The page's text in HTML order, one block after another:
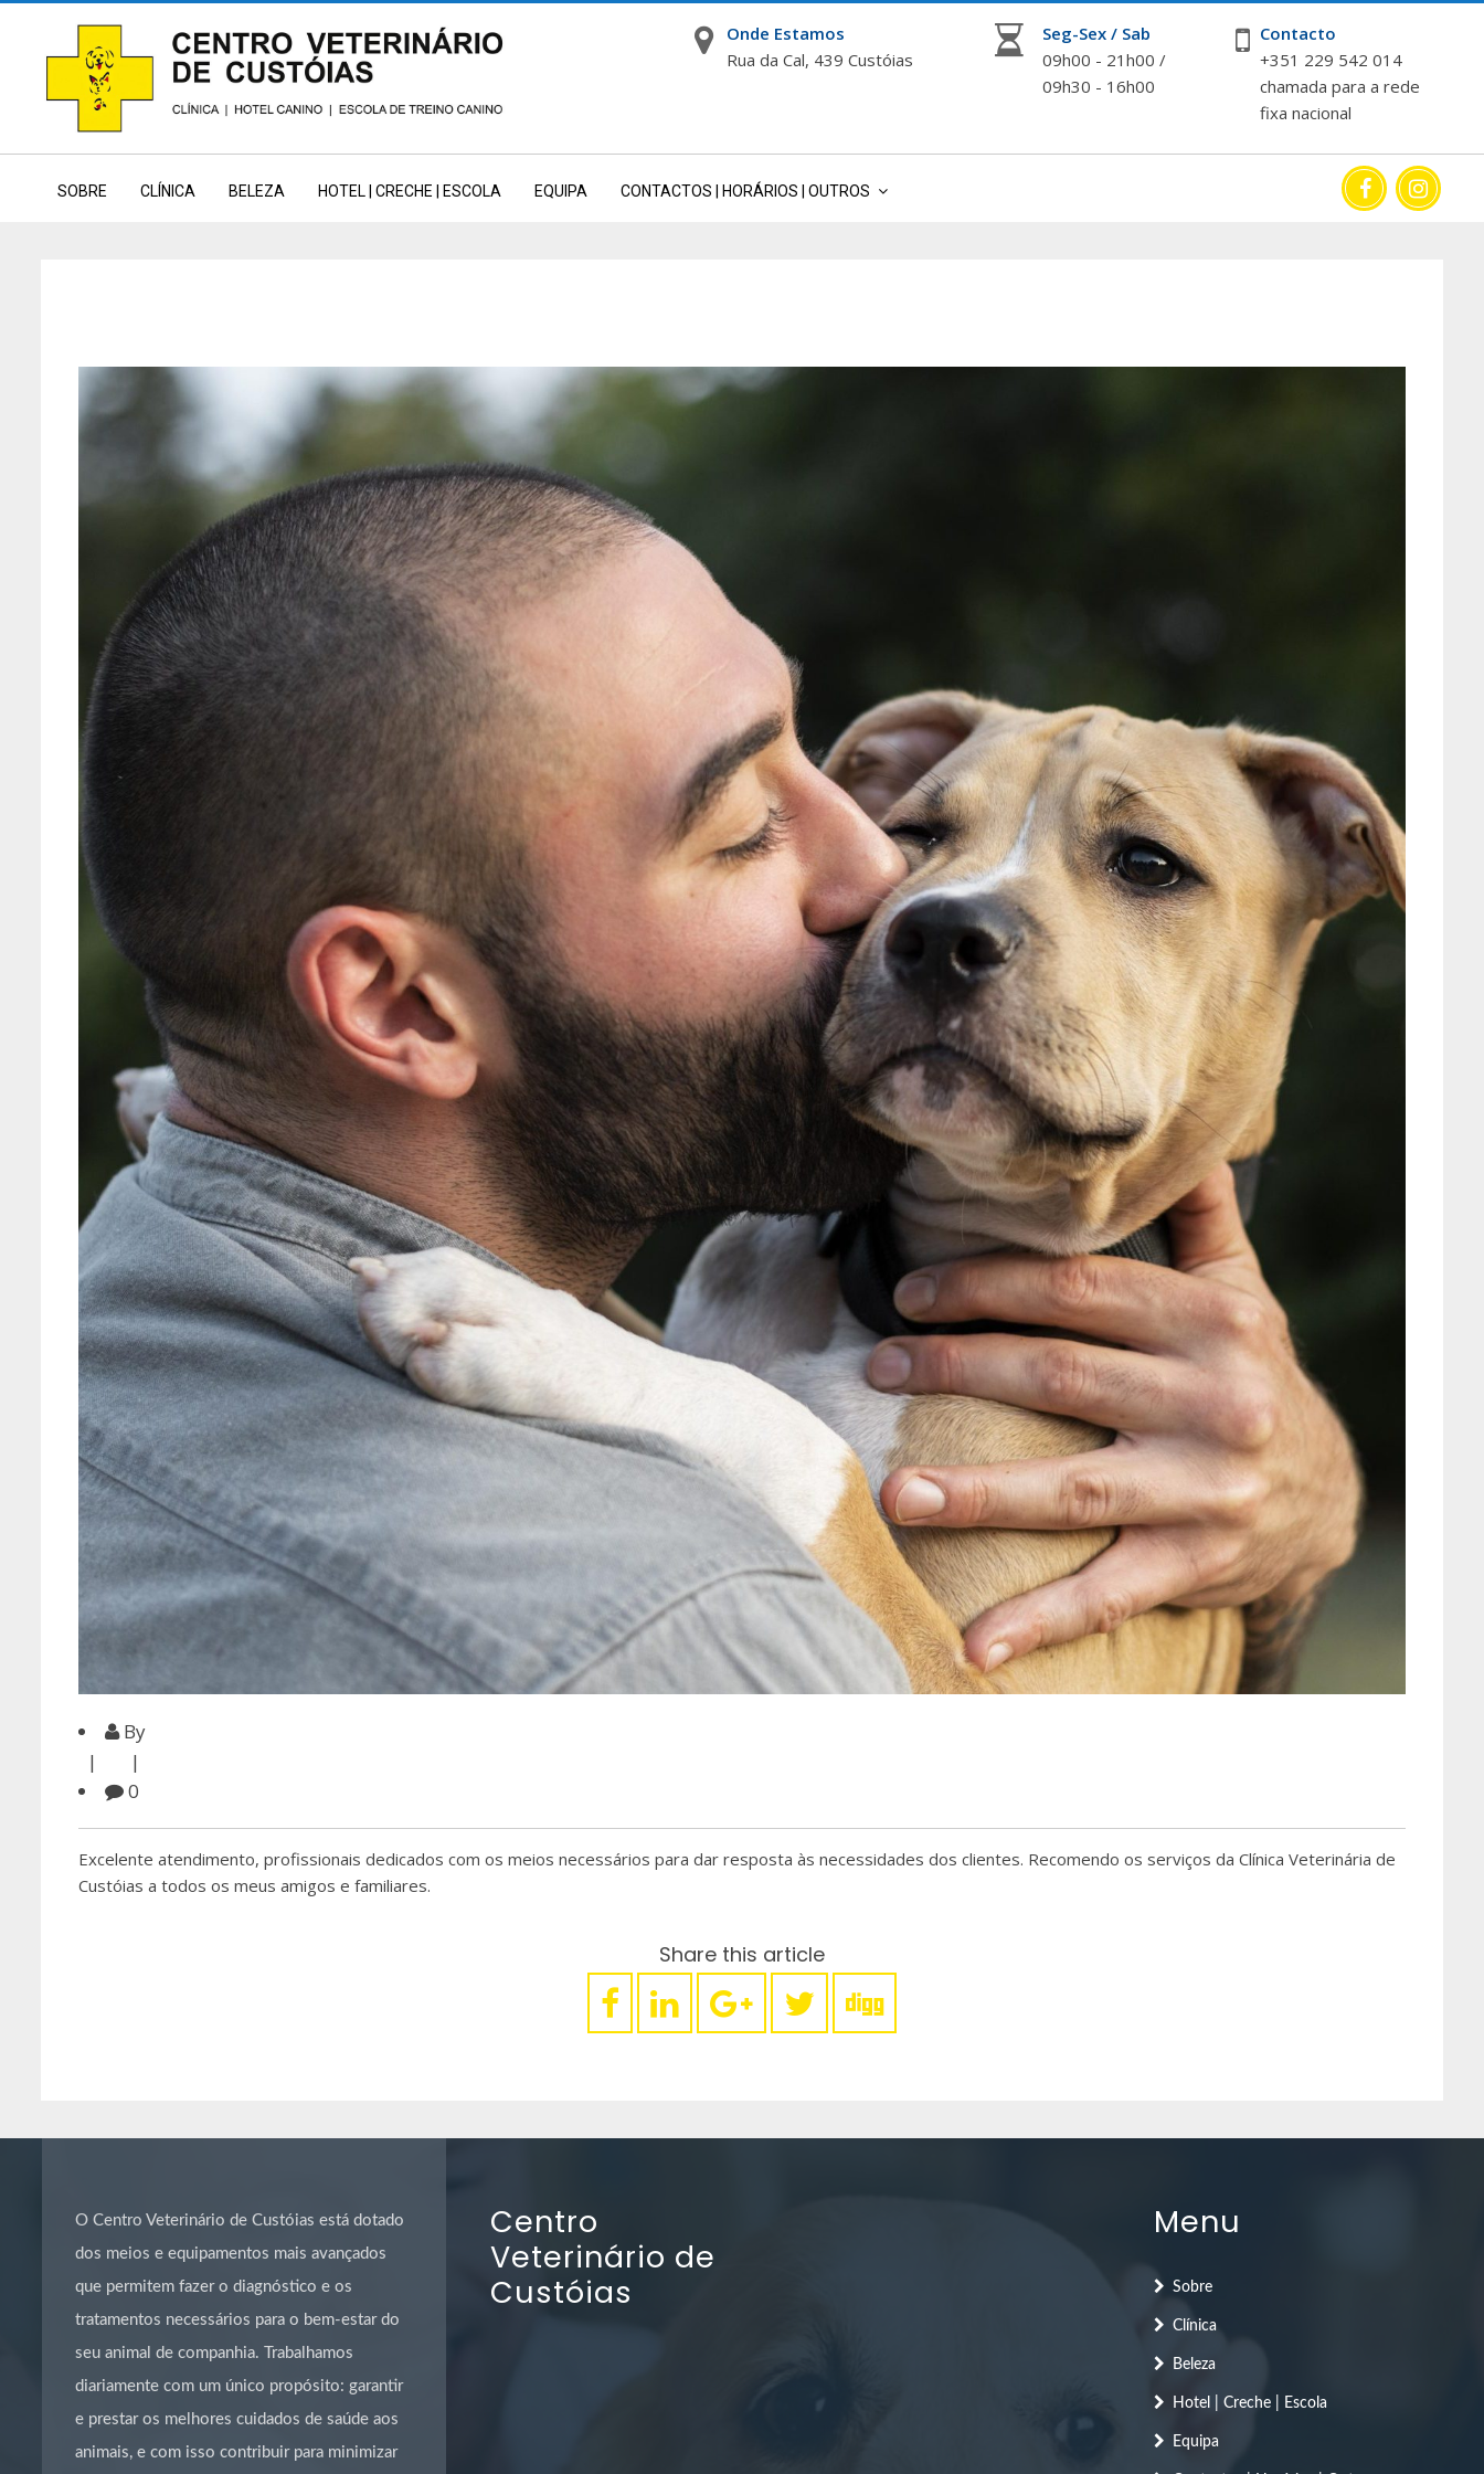
Onde Estamos
Rua da Cal, 439 Custóias
Seg-Sex / Sab
09h00 - 21h00 /
09h30 - 16h00
Contacto
+351 229 542 014
chamada para a rede
fixa nacional
SOBRE CLÍNICA BELEZA HOTEL | CRECHE | ESCOLA EQUIPA CONTACTOS | HORÁRIOS | OUTROS
By
0
Excelente atendimento, profissionais dedicados com os meios necessários para dar resposta às necessidades dos clientes. Recomendo os serviços da Clínica Veterinária de
Custóias a todos os meus amigos e familiares.
Share this article
O Centro Veterinário de Custóias está dotado
dos meios e equipamentos mais avançados
que permitem fazer o diagnóstico e os
tratamentos necessários para o bem-estar do
seu animal de companhia. Trabalhamos
diariamente com um único propósito: garantir
e prestar os melhores cuidados de saúde aos
animais, e com isso contribuir para minimizar
Centro
Veterinário de
Custóias
Menu
Sobre
Clínica
Beleza
Hotel | Creche | Escola
Equipa